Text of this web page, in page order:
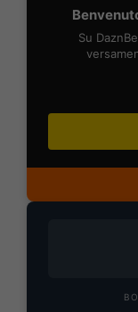
Su